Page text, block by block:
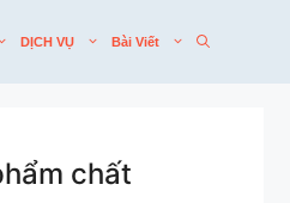
DỊCH VỤ Bài Viết
chất